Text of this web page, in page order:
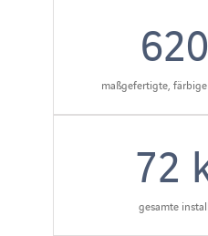
620
maßgefertigte,
72
gesamte